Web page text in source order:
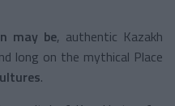
may be, authentic Kazakh
long on the mythical Place
.